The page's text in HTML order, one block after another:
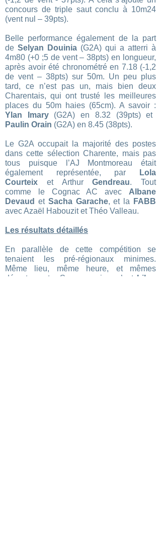
concours de triple saut conclu à 10m24
(vent nul – 39pts).
Belle performance également de la part
de Selyan Douinia (G2A) qui a atterri à
4m80 (+0 ;5 de vent – 38pts) en longueur,
après avoir été chronométré en 7.18 (-1,2
de vent – 38pts) sur 50m. Un peu plus
tard, ce n’est pas un, mais bien deux
Charentais, qui ont trusté les meilleures
places du 50m haies (65cm). A savoir :
Ylan Imary(G2A) en 8.32 (39pts) et
Paulin Orain (G2A) en 8.45 (38pts).
Le G2A occupait la majorité des postes
dans cette sélection Charente, mais pas
tous puisque l’AJ Montmoreau était
également représentée, par Lola
Courteix et ArthurGendreau. Tout
comme le Cognac AC avec Albane
Devaud et Sacha Garache, et la FABB
avec Azaël Habouzit et Théo Valleau.
Les résultats détaillés
En parallèle de cette compétition se
tenaient les pré-régionaux minimes.
Même lieu, même heure, et mêmes
départements. Sans surprise, c’est Lilou